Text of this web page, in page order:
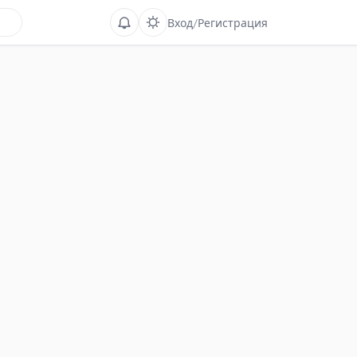
Вход/Регистрация